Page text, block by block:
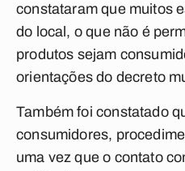
constataram que muitos
do local, o que não é
produtos sejam
orientações do decreto
Também foi constatado
consumidores,
uma vez que o contato